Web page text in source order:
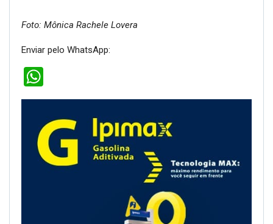
Foto: Mônica Rachele Lovera
Enviar pelo WhatsApp: